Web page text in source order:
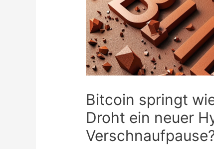
Bitcoin springt
Droht ein neuer